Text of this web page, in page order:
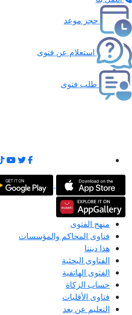
حجز موعد
استعلام عن فتوى
طلب فتوى
منهج الفتوى
فتاوى المحاكم والمؤسسات
هذا ديننا
الفتاوى البحثية
الفتوى الهاتفية
حساب الزكاة
فتاوى الأقليات
التعليم عن بعد